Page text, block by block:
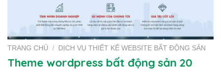
TRANG CHỦ / DỊCH VỤ THIẾT KẾ WEBSITE BẤT ĐỘNG SẢN
Theme wordpress bất động sản 20